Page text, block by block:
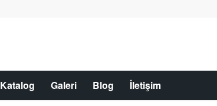
Katalog Galeri Blog İletişim